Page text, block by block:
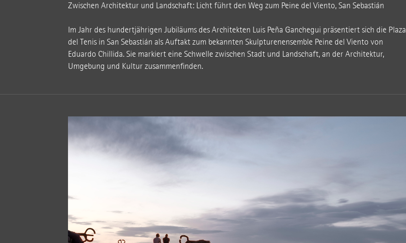
Zwischen Architektur und Landschaft: Licht führt den Weg zum Peine del Viento, San Sebastián
Im Jahr des hundertjährigen Jubiläums des Architekten Luis Peña Ganchegui präsentiert sich die Plaza
del Tenis in San Sebastián als Auftakt zum bekannten Skulpturenensemble Peine del Viento von
Eduardo Chillida. Sie markiert eine Schwelle zwischen Stadt und Landschaft, an der Architektur,
Umgebung und Kultur zusammenfinden.